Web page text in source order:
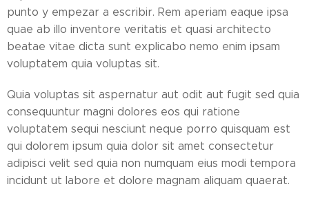
punto y empezar a escribir. Rem aperiam eaque ipsa
quae ab illo inventore veritatis et quasi architecto
beatae vitae dicta sunt explicabo nemo enim ipsam
voluptatem quia voluptas sit.
Quia voluptas sit aspernatur aut odit aut fugit sed quia
consequuntur magni dolores eos qui ratione
voluptatem sequi nesciunt neque porro quisquam est
qui dolorem ipsum quia dolor sit amet consectetur
adipisci velit sed quia non numquam eius modi tempora
incidunt ut labore et dolore magnam aliquam quaerat.